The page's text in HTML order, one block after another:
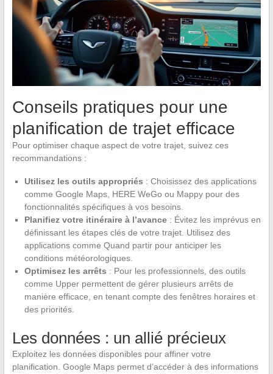
Conseils pratiques pour une
planification de trajet efficace
Pour optimiser chaque aspect de votre trajet, suivez ces
recommandations :
Utilisez les outils appropriés : Choisissez des applications
comme Google Maps, HERE WeGo ou Mappy pour des
fonctionnalités spécifiques à vos besoins.
Planifiez votre itinéraire à l’avance: Évitez les imprévus en
définissant les étapes clés de votre trajet. Utilisez des
applications comme Quand partir pour anticiper les
conditions météorologiques.
Optimisez les arrêts : Pour les professionnels, des outils
comme Upper permettent de gérer plusieurs arrêts de
manière efficace, en tenant compte des fenêtres horaires et
des priorités.
Les données : un allié précieux
Exploitez les données disponibles pour affiner votre
planification. Google Maps permet d’accéder à des informations